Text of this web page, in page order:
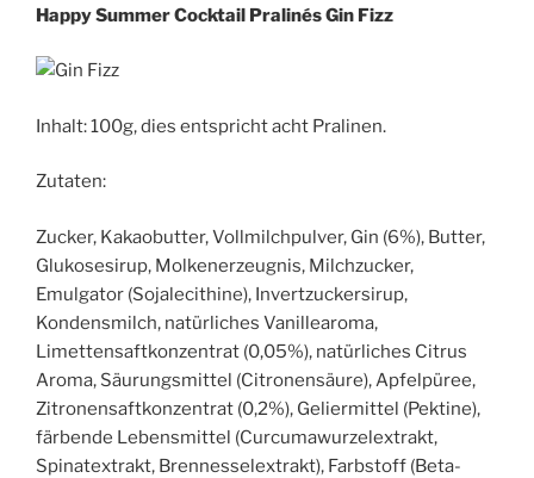
Happy Summer Cocktail Pralinés Gin Fizz
Inhalt: 100g, dies entspricht acht Pralinen.
Zutaten:
Zucker, Kakaobutter, Vollmilchpulver, Gin (6%), Butter,
Glukosesirup, Molkenerzeugnis, Milchzucker,
Emulgator (Sojalecithine), Invertzuckersirup,
Kondensmilch, natürliches Vanillearoma,
Limettensaftkonzentrat (0,05%), natürliches Citrus
Aroma, Säurungsmittel (Citronensäure), Apfelpüree,
Zitronensaftkonzentrat (0,2%), Geliermittel (Pektine),
färbende Lebensmittel (Curcumawurzelextrakt,
Spinatextrakt, Brennesselextrakt), Farbstoff (Beta-